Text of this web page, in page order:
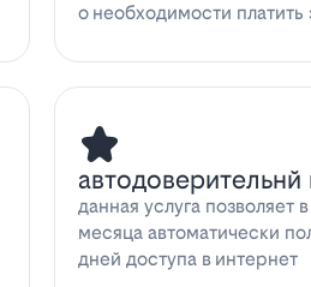
о необходимости платить
автодоверительнй
данная услуга позволяет
месяца автоматически
дней доступа в интернет